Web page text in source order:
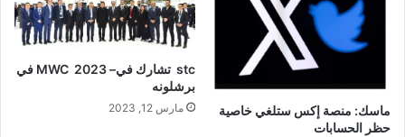
ماسك: منصة إكس ستلغي خاصية
حظر الحسابات
stc تشارك في– MWC
2023
في
برشلونه
مارس 12, 2023